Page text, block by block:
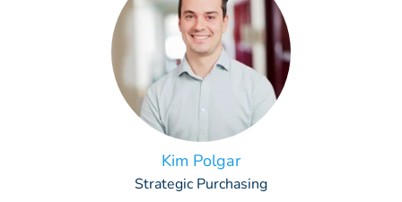
Kim Polgar
Strategic Purchasing